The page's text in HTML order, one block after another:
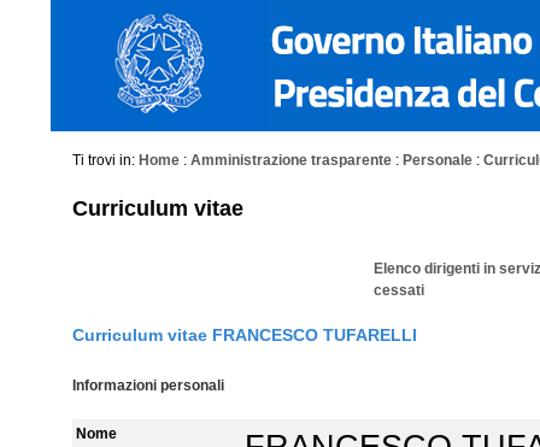
Ti trovi in: Home : Amministrazione trasparente : Personale :
Curriculum vitae
Elenco dirigenti in
cessati
Curriculum vitae FRANCESCO TUFARELLI
Informazioni personali
Nome